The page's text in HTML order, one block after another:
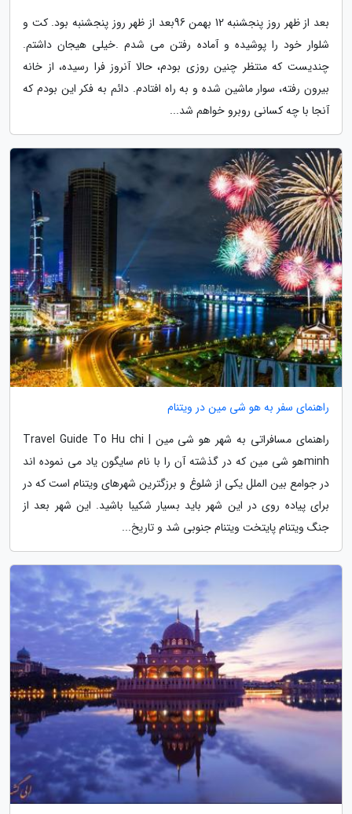
بعد از ظهر روز پنجشنبه 12 بهمن 96بعد از ظهر روز پنجشنبه بود. کت و
شلوار خود را پوشیده و آماده رفتن می شدم .خیلی هیجان داشتم.
چندیست که منتظر چنین روزی بودم، حالا آنروز فرا رسیده، از خانه
بیرون رفته، سوار ماشین شده و به راه افتادم. دائم به فکر این بودم که
آنجا با چه کسانی روبرو خواهم شد...
راهنمای سفر به هو شی مین در ویتنام
راهنمای مسافراتی به شهر هو شی مین | Travel Guide To Hu chi
minhهو شی مین که در گذشته آن را با نام سایگون یاد می نموده اند
در جوامع بین الملل یکی از شلوغ و برزگترین شهرهای ویتنام است که در
برای پیاده روی در این شهر باید بسیار شکیبا باشید. این شهر بعد از
جنگ ویتنام پایتخت ویتنام جنوبی شد و تاریخ...